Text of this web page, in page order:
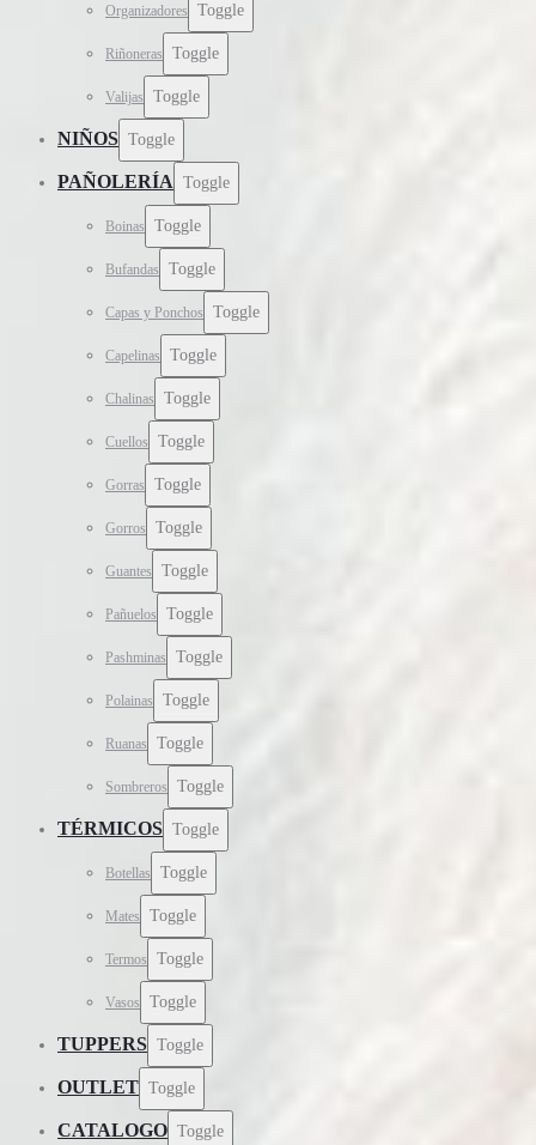
Organizadores Toggle
Riñoneras Toggle
Valijas Toggle
NIÑOS Toggle
PAÑOLERÍA Toggle
Boinas Toggle
Bufandas Toggle
Capas y Ponchos Toggle
Capelinas Toggle
Chalinas Toggle
Cuellos Toggle
Gorras Toggle
Gorros Toggle
Guantes Toggle
Pañuelos Toggle
Pashminas Toggle
Polainas Toggle
Ruanas Toggle
Sombreros Toggle
TÉRMICOS Toggle
Botellas Toggle
Mates Toggle
Termos Toggle
Vasos Toggle
TUPPERS Toggle
OUTLET Toggle
CATALOGO Toggle